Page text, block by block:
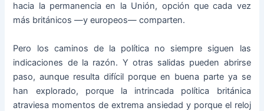
hacia la permanencia en la Unión, opción que cada vez
más británicos —y europeos— comparten.
Pero los caminos de la política no siempre siguen las
indicaciones de la razón. Y otras salidas pueden abrirse
paso, aunque resulta difícil porque en buena parte ya se
han explorado, porque la intrincada política británica
atraviesa momentos de extrema ansiedad y porque el reloj